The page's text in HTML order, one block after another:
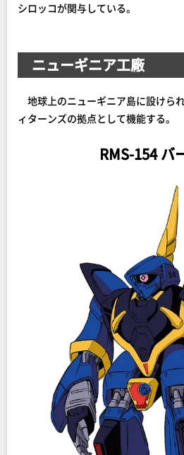
シロッコが関与している。
ニューギニア工廠
地球上のニューギニア島に設けら
ィターンズの拠点として機能する。
RMS-154 バ